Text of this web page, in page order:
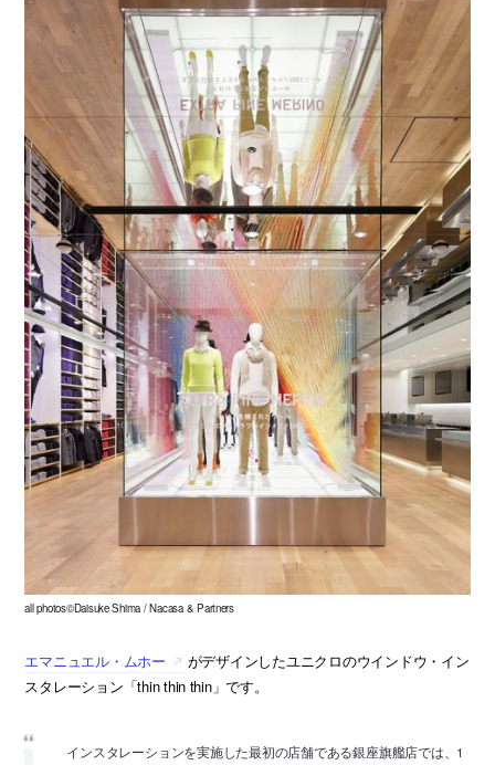
all photos©Daisuke Shima / Nacasa & Partners
エマニュエル・ムホー
がデザインしたユニクロのウインドウ・イン
スタレーション「thin thin thin」です。
インスタレーションを実施した最初の店舗である銀座旗艦店では、1